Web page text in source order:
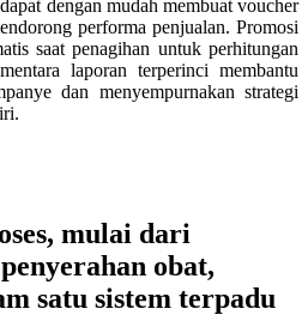
dengan mudah membuat voucher
performa penjualan. Promosi
saat penagihan untuk perhitungan
laporan terperinci membantu
dan menyempurnakan strategi
mulai dari
obat,
satu sistem terpadu